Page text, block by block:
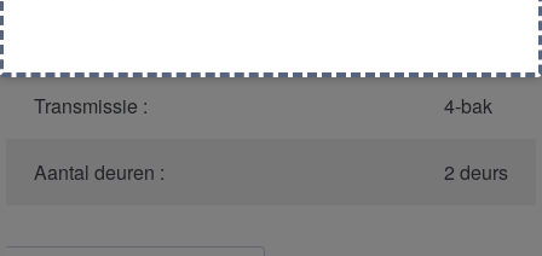
Transmissie : 4-bak
Aantal deuren : 2 deurs